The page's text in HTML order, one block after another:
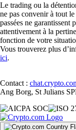
Le trading ou la
ne pas convenir à tout
passées ne garantissent
attentivement à la
fonction de votre
Vous trouverez plus
ici.
Contact :
Ang Borg, St Julians